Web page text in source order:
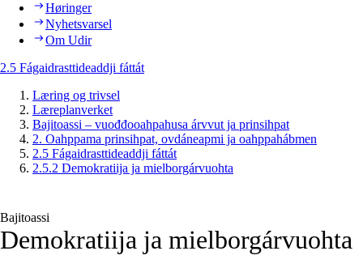
Høringer
Nyhetsvarsel
Om Udir
2.5 Fágaidrasttideaddji fáttát
Læring og trivsel
Læreplanverket
Bajitoassi – vuođđooahpahusa árvvut ja prinsihpat
2. Oahppama prinsihpat, ovdáneapmi ja oahppahábmen
2.5 Fágaidrasttideaddji fáttát
2.5.2 Demokratiija ja mielborgárvuohta
Bajitoassi
Demokratiija ja mielborgárvuohta